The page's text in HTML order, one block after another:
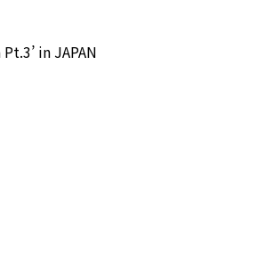
in JAPAN